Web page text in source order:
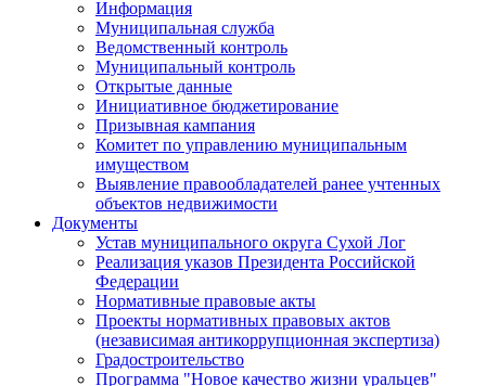
Информация
Муниципальная служба
Ведомственный контроль
Муниципальный контроль
Открытые данные
Инициативное бюджетирование
Призывная кампания
Комитет по управлению муниципальным
имуществом
Выявление правообладателей ранее учтенных
объектов недвижимости
Документы
Устав муниципального округа Сухой Лог
Реализация указов Президента Российской
Федерации
Нормативные правовые акты
Проекты нормативных правовых актов
(независимая антикоррупционная экспертиза)
Градостроительство
Программа "Новое качество жизни уральцев"